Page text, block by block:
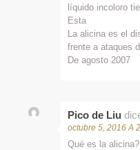
líquido incoloro
Esta
La alicina es el
frente a ataques
De agosto 2007
Pico de Liu
octubre 5, 2016 A
Qué es la alicina?